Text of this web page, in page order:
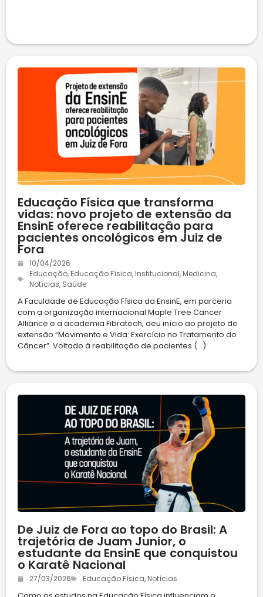
Educação Física que transforma
vidas: novo projeto de extensão da
EnsinE oferece reabilitação para
pacientes oncológicos em Juiz de
Fora
10/04/2026
Educação, Educação Física, Institucional, Medicina,
Notícias, Saúde
A Faculdade de Educação Física da EnsinE, em parceria
com a organização internacional Maple Tree Cancer
Alliance e a academia Fibratech, deu início ao projeto de
extensão “Movimento e Vida: Exercício no Tratamento do
Câncer”. Voltado à reabilitação de pacientes (...)
De Juiz de Fora ao topo do Brasil: A
trajetória de Juam Junior, o
estudante da EnsinE que conquistou
o Karatê Nacional
27/03/2026 Educação Física, Notícias